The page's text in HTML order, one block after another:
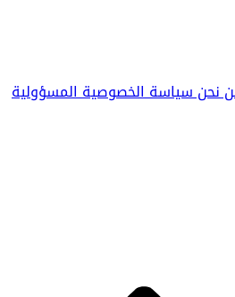
نحنسياسة الخصوصيةالمسؤولية